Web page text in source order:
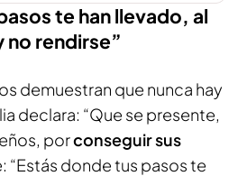
te han llevado, al
no rendirse”
demuestran que nunca hay
declara: “Que se presente,
porconseguir sus
“Estás donde tus pasos te